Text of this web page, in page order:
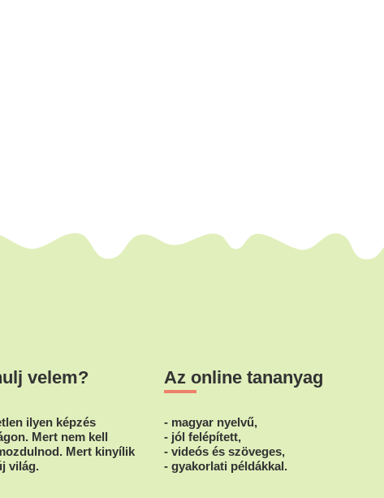
velem?
ilyen képzés
Mert nem kell
Mert kinyílik
világ.
Az online tananyag
- magyar nyelvű,
- jól felépített,
- videós és szöveges,
- gyakorlati példákkal.